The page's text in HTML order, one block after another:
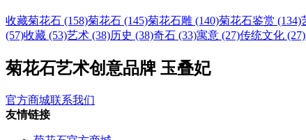
收藏菊花石 (158)菊花石 (145)菊花石雕 (140)菊花石鉴赏 (134)
(57)收藏 (53)艺术 (38)历史 (38)奇石 (33)寓意 (27)传统文化 (27)
菊花石艺术创意品牌 玉叠妃
官方商城联系我们
友情链接